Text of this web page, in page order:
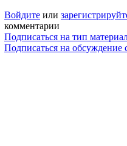
Войдите или
комментарии
Подписаться на тип
Подписаться на обсуждение